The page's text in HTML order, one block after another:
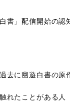
書」配信開始の認
去に幽遊白書の原
れたことがある人